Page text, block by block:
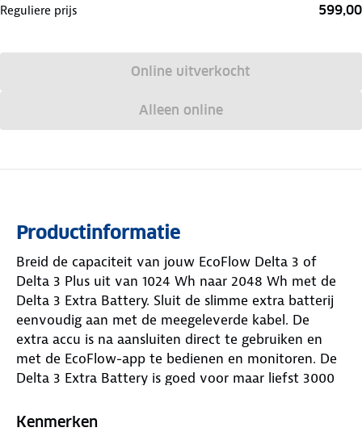
Reguliere prijs 599,00
Online uitverkocht
Alleen online
Productinformatie
Breid de capaciteit van jouw EcoFlow Delta 3 of
Delta 3 Plus uit van 1024 Wh naar 2048 Wh met de
Delta 3 Extra Battery. Sluit de slimme extra batterij
eenvoudig aan met de meegeleverde kabel. De
extra accu is na aansluiten direct te gebruiken en
met de EcoFlow-app te bedienen en monitoren. De
Delta 3 Extra Battery is goed voor maar liefst 3000
capaciteit heeft. Dat komt overeen met zo'n 10 jaar
Kenmerken